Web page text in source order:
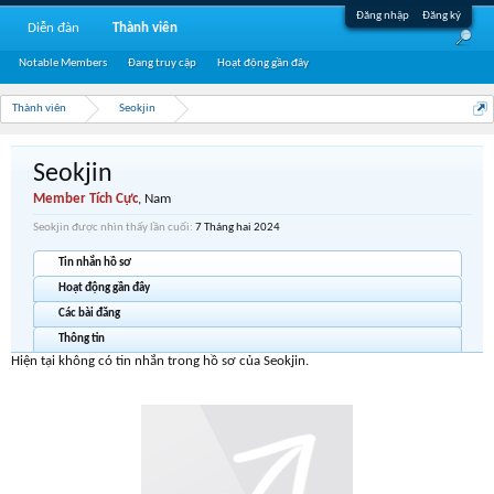
Đăng nhập Đăng ký
Thành viên Seokjin
Seokjin
Member Tích Cực, Nam
Seokjin được nhìn thấy lần cuối: 7 Tháng hai 2024
Tin nhắn hồ sơ
Hoạt động gần đây
Các bài đăng
Thông tin
Hiện tại không có tin nhắn trong hồ sơ của Seokjin.
Diễn đàn Thành viên
Notable Members Đang truy cập Hoạt động gần đây